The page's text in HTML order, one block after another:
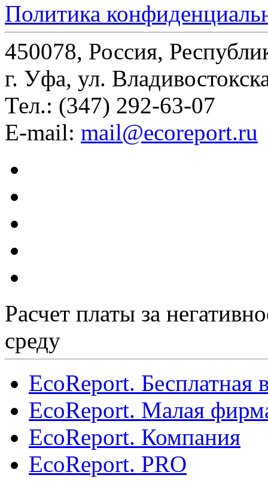
Политика
450078, Россия,
г. Уфа, ул.
Тел.: (347) 292-63-07
E-mail: mail@ecoreport.ru
Расчет платы за
среду
EcoReport. Бесплатная
EcoReport. Малая
EcoReport. Компания
EcoReport. PRO